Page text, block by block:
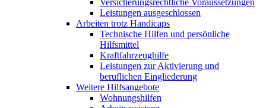
Leistungen ausgeschlossen
Arbeiten trotz Handicaps
Technische Hilfen und persönliche
Hilfsmittel
Kraftfahrzeughilfe
Leistungen zur Aktivierung und
beruflichen Eingliederung
Weitere Hilfsangebote
Wohnungshilfen